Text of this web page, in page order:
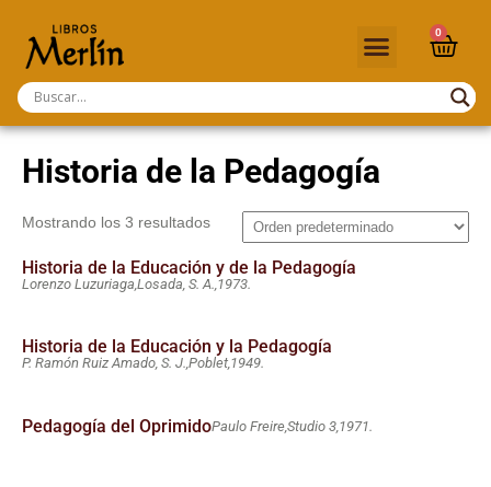
0
Historia de la Pedagogía
Mostrando los 3 resultados
Historia de la Educación y de la Pedagogía
Lorenzo Luzuriaga, Losada, S. A., 1973.
Historia de la Educación y la Pedagogía
P. Ramón Ruiz Amado, S. J.,Poblet,1949.
Pedagogía del OprimidoPaulo Freire,Studio 3, 1971.